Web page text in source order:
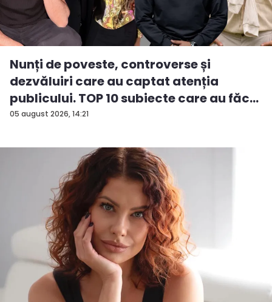
05 august 2026, 14:21
Nunți de poveste, controverse și
dezvăluiri care au captat atenția
publicului. TOP 10 subiecte care au făc...